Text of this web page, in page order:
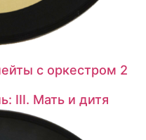
с оркестром 2
III. Мать и дитя